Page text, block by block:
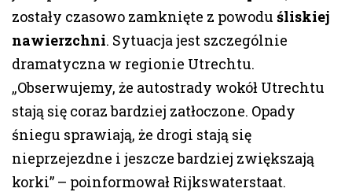
zostały czasowo zamknięte z powodu śliskiej
nawierzchni. Sytuacja jest szczególnie
dramatyczna w regionie Utrechtu.
„Obserwujemy, że autostrady wokół Utrechtu
stają się coraz bardziej zatłoczone. Opady
śniegu sprawiają, że drogi stają się
nieprzejezdne i jeszcze bardziej zwiększają
korki” – poinformował Rijkswaterstaat.